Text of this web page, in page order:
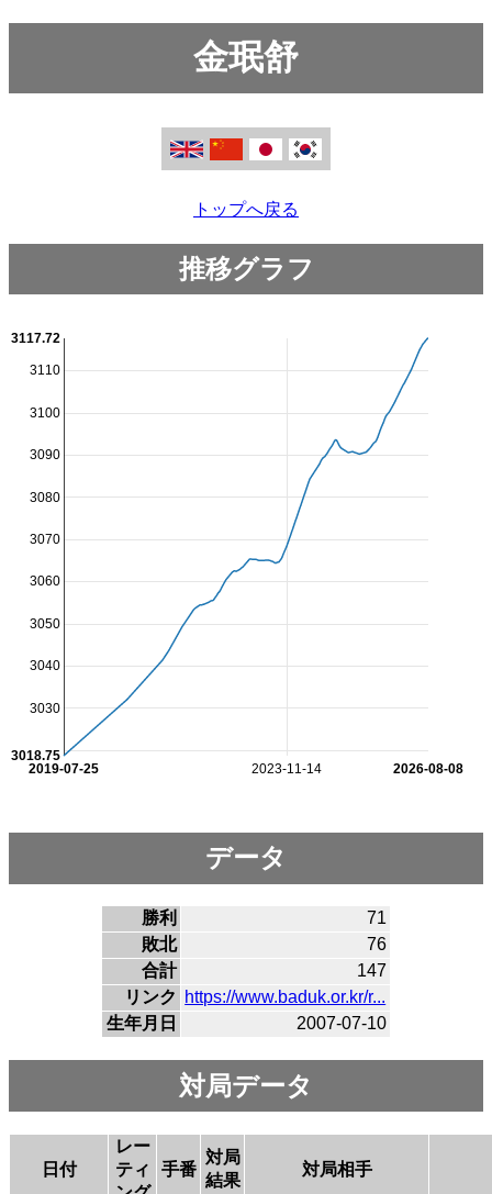
金珉舒
トップへ戻る
推移グラフ
2023-11-14
2019-07-25 2026-08-08
3030
3040
3050
3060
3070
3080
3090
3100
3110
3018.75
3117.72
データ
勝利
71
敗北
76
合計
147
リンク
https://www.baduk.or.kr/r...
生年月日
2007-07-10
対局データ
日付
レー
ティ
手番
対局
結果
対局相手